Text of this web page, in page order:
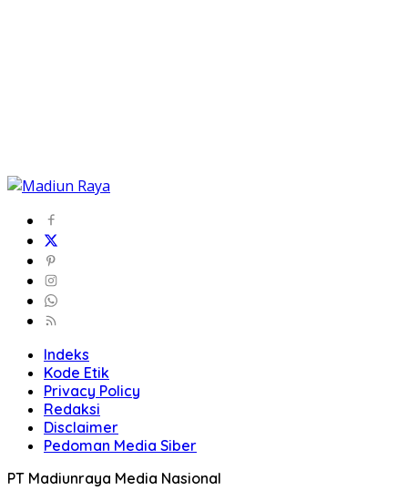
Indeks
Kode Etik
Privacy Policy
Redaksi
Disclaimer
Pedoman Media Siber
PT Madiunraya Media Nasional